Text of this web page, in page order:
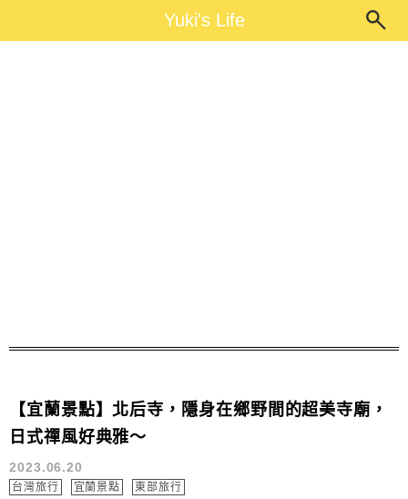
Yuki's LifeYuki's Life
【宜蘭景點】北后寺，隱身在鄉野間的超美寺廟，
日式禪風好典雅～
2023.06.20
台灣旅行 宜蘭景點 東部旅行